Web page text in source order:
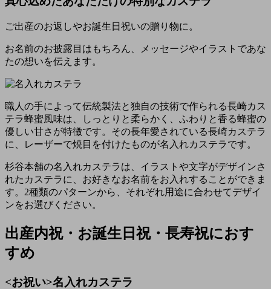
ご出産のお返しやお誕生日祝いの贈り物に。
お名前のお披露目はもちろん、メッセージやイラストであな
たの想いを伝えます。
職人の手によって伝統製法と独自の技術で作られる長崎カス
テラ蜂蜜風味は、しっとりと柔らかく、ふわりと香る蜂蜜の
優しい甘さが特徴です。その長年愛されている長崎カステラ
に、レーザーで焼目を付けたものが名入れカステラです。
杉谷本舗の名入れカステラは、イラストや文字がデザインさ
れたカステラに、お好きなお名前をお入れすることができま
す。2種類のパターンから、それぞれ用途に合わせてデザイ
ンをお選びください。
出産内祝・お誕生日祝・長寿祝におす
すめ
<お祝い>名入れカステラ